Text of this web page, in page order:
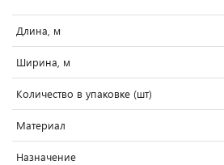
Длина, м
Ширина, м
Количество в упаковке (шт)
Материал
Назначение